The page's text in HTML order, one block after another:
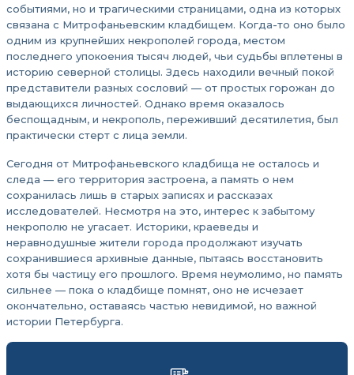
событиями, но и трагическими страницами, одна из которых
связана с Митрофаньевским кладбищем. Когда-то оно было
одним из крупнейших некрополей города, местом
последнего упокоения тысяч людей, чьи судьбы вплетены в
историю северной столицы. Здесь находили вечный покой
представители разных сословий — от простых горожан до
выдающихся личностей. Однако время оказалось
беспощадным, и некрополь, переживший десятилетия, был
практически стерт с лица земли.
Сегодня от Митрофаньевского кладбища не осталось и
следа — его территория застроена, а память о нем
сохранилась лишь в старых записях и рассказах
исследователей. Несмотря на это, интерес к забытому
некрополю не угасает. Историки, краеведы и
неравнодушные жители города продолжают изучать
сохранившиеся архивные данные, пытаясь восстановить
хотя бы частицу его прошлого. Время неумолимо, но память
сильнее — пока о кладбище помнят, оно не исчезает
окончательно, оставаясь частью невидимой, но важной
истории Петербурга.